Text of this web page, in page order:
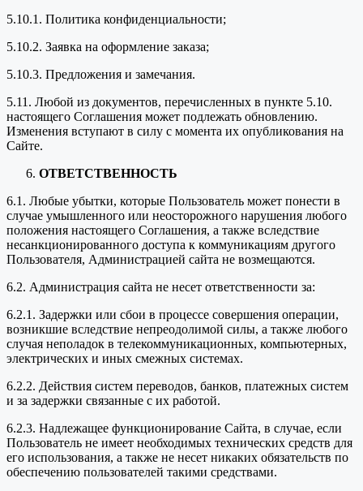
5.10.1. Политика конфиденциальности;
5.10.2. Заявка на оформление заказа;
5.10.3. Предложения и замечания.
5.11. Любой из документов, перечисленных в пункте 5.10.
настоящего Соглашения может подлежать обновлению.
Изменения вступают в силу с момента их опубликования на
Сайте.
ОТВЕТСТВЕННОСТЬ
6.1. Любые убытки, которые Пользователь может понести в
случае умышленного или неосторожного нарушения любого
положения настоящего Соглашения, а также вследствие
несанкционированного доступа к коммуникациям другого
Пользователя, Администрацией сайта не возмещаются.
6.2. Администрация сайта не несет ответственности за:
6.2.1. Задержки или сбои в процессе совершения операции,
возникшие вследствие непреодолимой силы, а также любого
случая неполадок в телекоммуникационных, компьютерных,
электрических и иных смежных системах.
6.2.2. Действия систем переводов, банков, платежных систем
и за задержки связанные с их работой.
6.2.3. Надлежащее функционирование Сайта, в случае, если
Пользователь не имеет необходимых технических средств для
его использования, а также не несет никаких обязательств по
обеспечению пользователей такими средствами.